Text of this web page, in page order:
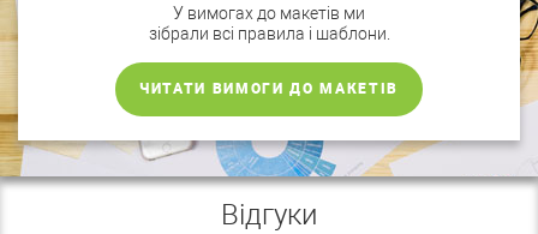
У вимогах до макетів ми
зібрали всі правила і шаблони.
ЧИТАТИ ВИМОГИ ДО МАКЕТІВ
Відгуки